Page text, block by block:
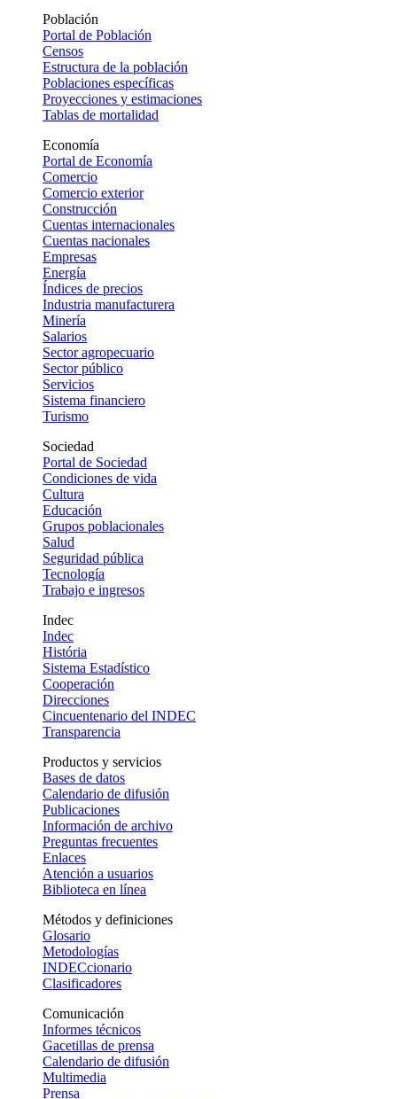
Población
Portal de Población
Censos
Estructura de la población
Poblaciones específicas
Proyecciones y estimaciones
Tablas de mortalidad
Economía
Portal de Economía
Comercio
Comercio exterior
Construcción
Cuentas internacionales
Cuentas nacionales
Empresas
Energía
Índices de precios
Industria manufacturera
Minería
Salarios
Sector agropecuario
Sector público
Servicios
Sistema financiero
Turismo
Sociedad
Portal de Sociedad
Condiciones de vida
Cultura
Educación
Grupos poblacionales
Salud
Seguridad pública
Tecnología
Trabajo e ingresos
Indec
Indec
História
Sistema Estadístico
Cooperación
Direcciones
Cincuentenario del INDEC
Transparencia
Productos y servicios
Bases de datos
Calendario de difusión
Publicaciones
Información de archivo
Preguntas frecuentes
Enlaces
Atención a usuarios
Biblioteca en línea
Métodos y definiciones
Glosario
Metodologías
INDECcionario
Clasificadores
Comunicación
Informes técnicos
Gacetillas de prensa
Calendario de difusión
Multimedia
Prensa